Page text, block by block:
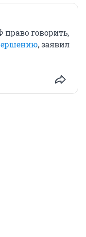
право говорить,
, заявил